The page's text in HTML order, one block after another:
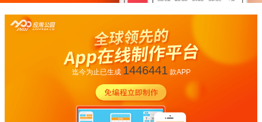
迄今为止已生成 1446441款APP